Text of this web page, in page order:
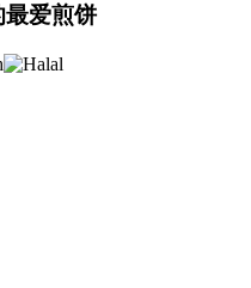
最爱煎饼